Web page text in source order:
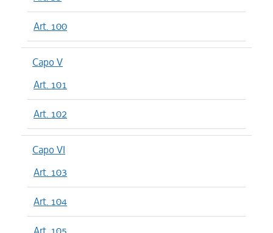
Art. 100
Capo V
Art. 101
Art. 102
Capo VI
Art. 103
Art. 104